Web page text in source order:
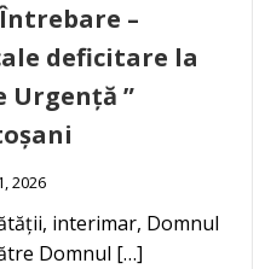
–
deficitare la
Urgență ”
2026
interimar, Domnul
Domnul […]